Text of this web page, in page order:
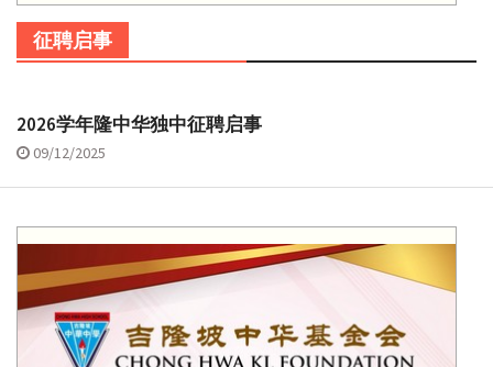
征聘启事
2026学年隆中华独中征聘启事
09/12/2025